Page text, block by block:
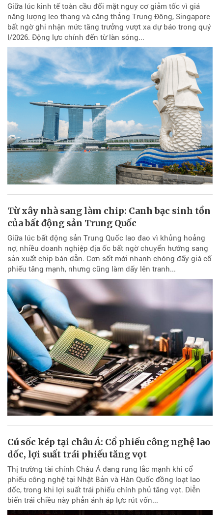
Giữa lúc kinh tế toàn cầu đối mặt nguy cơ giảm tốc vì giá
năng lượng leo thang và căng thẳng Trung Đông, Singapore
bất ngờ ghi nhận mức tăng trưởng vượt xa dự báo trong quý
I/2026. Động lực chính đến từ làn sóng...
Từ xây nhà sang làm chip: Canh bạc sinh tồn
của bất động sản Trung Quốc
Giữa lúc bất động sản Trung Quốc lao đao vì khủng hoảng
nợ, nhiều doanh nghiệp địa ốc bất ngờ chuyển hướng sang
sản xuất chip bán dẫn. Cơn sốt mới nhanh chóng đẩy giá cổ
phiếu tăng mạnh, nhưng cũng làm dấy lên tranh...
Cú sốc kép tại châu Á: Cổ phiếu công nghệ lao
dốc, lợi suất trái phiếu tăng vọt
Thị trường tài chính Châu Á đang rung lắc mạnh khi cổ
phiếu công nghệ tại Nhật Bản và Hàn Quốc đồng loạt lao
dốc, trong khi lợi suất trái phiếu chính phủ tăng vọt. Diễn
biến trái chiều này phản ánh áp lực rút vốn...